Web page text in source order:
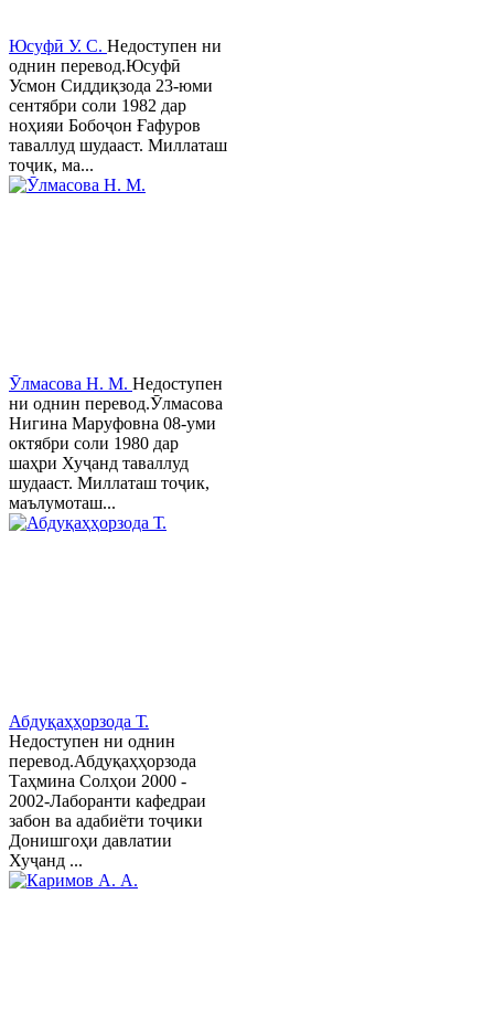
Юсуфӣ У. C. Недоступен ни
однин перевод.Юсуфӣ
Усмон Сиддиқзода 23-юми
сентябри соли 1982 дар
ноҳияи Бобоҷон Ғафуров
таваллуд шудааст. Миллаташ
тоҷик, ма...
Ӯлмасова Н. М. Недоступен
ни однин перевод.Ӯлмасова
Нигина Маруфовна 08-уми
октябри соли 1980 дар
шаҳри Хуҷанд таваллуд
шудааст. Миллаташ тоҷик,
маълумоташ...
Абдуқаҳҳорзода Т.
Недоступен ни однин
перевод.Абдуқаҳҳорзода
Таҳмина Солҳои 2000 -
2002-Лаборанти кафедраи
забон ва адабиёти тоҷики
Донишгоҳи давлатии
Хуҷанд ...